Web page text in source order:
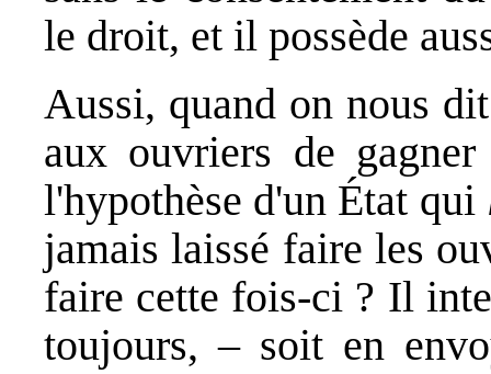
le droit, et il possède
Aussi, quand on nous
aux ouvriers de
l'hypothèse d'un État qui
jamais laissé faire les
faire cette fois-ci ? Il
toujours, – soit en